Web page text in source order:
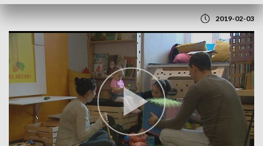
2019-02-03